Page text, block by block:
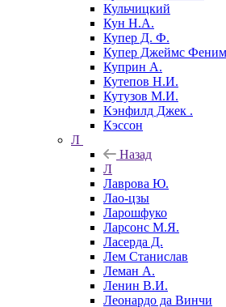
Кульчицкий
Кун Н.А.
Купер Д. Ф.
Купер Джеймс
Куприн А.
Кутепов Н.И.
Кутузов М.И.
Кэнфилд Джек .
Кэссон
Л
Назад
Л
Лаврова Ю.
Лао-цзы
Ларошфуко
Ларсонс М.Я.
Ласерда Д.
Лем Станислав
Леман А.
Ленин В.И.
Леонардо да Винчи